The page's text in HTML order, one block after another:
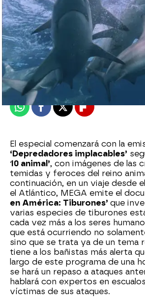
mega
Madrid
Publicado: 12 de febrero de 2018,
WhatsappFacebook
X Flipboard
El especial comenzará con la
‘Depredadores implacables’
10 animal’, con imágenes de las
temidas y feroces del reino
continuación, en un viaje desde
el Atlántico, MEGA emite el
en América: Tiburones’ que
varias especies de tiburones
cada vez más a los seres
que está ocurriendo no
sino que se trata ya de un tema
tiene a los bañistas más alerta
largo de este programa de una
se hará un repaso a ataques
hablará con expertos en
víctimas de sus ataques.